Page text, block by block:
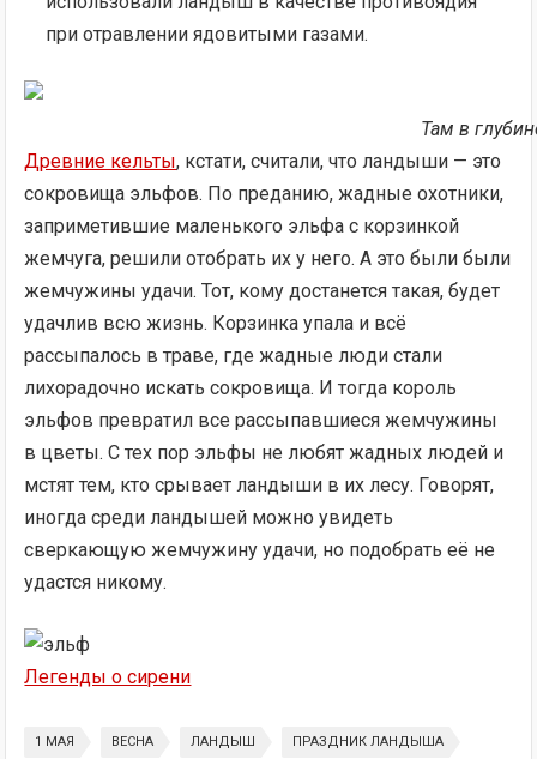
при отравлении ядовитыми газами.
Там в
Древние кельты, кстати, считали, что ландыши — это
сокровища эльфов. По преданию, жадные охотники,
заприметившие маленького эльфа с корзинкой
жемчуга, решили отобрать их у него. А это были были
жемчужины удачи. Тот, кому достанется такая, будет
удачлив всю жизнь. Корзинка упала и всё
рассыпалось в траве, где жадные люди стали
лихорадочно искать сокровища. И тогда король
эльфов превратил все рассыпавшиеся жемчужины
в цветы. С тех пор эльфы не любят жадных людей и
мстят тем, кто срывает ландыши в их лесу. Говорят,
иногда среди ландышей можно увидеть
сверкающую жемчужину удачи, но подобрать её не
удастся никому.
Легенды о сирени
1 МАЯ ВЕСНА ЛАНДЫШ ПРАЗДНИК ЛАНДЫША